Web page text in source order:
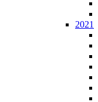
2021